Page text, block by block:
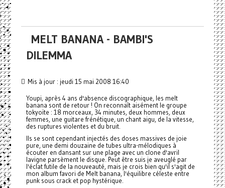
MELT BANANA - BAMBI'S
DILEMMA
Mis à jour : jeudi 15 mai 2008 16:40
Youpi, après 4 ans d'absence discographique, les melt
banana sont de retour ! On reconnaît aisément le groupe
tokyoïte : 18 morceaux, 34 minutes, deux hommes, deux
femmes, une guitare frénétique, un chant aigu, de la vitesse,
des ruptures violentes et du bruit.
Ils se sont cependant injectés des doses massives de joie
pure, une demi douzaine de tubes ultra-mélodiques à
écouter en dansant sur une plage avec un clone d'avril
lavigne parsèment le disque. Peut être suis je aveuglé par
l'éclat futile de la nouveauté, mais je crois bien qu'il s'agit de
mon album favori de Melt banana, l'équilibre céleste entre
punk sous crack et pop hystérique.